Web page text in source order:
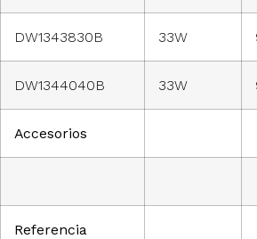
DW1343830B 33W
DW1344040B 33W
Accesorios
Referencia